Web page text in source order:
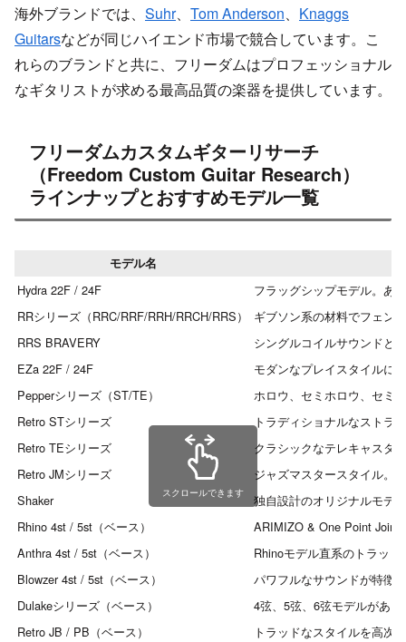
海外ブランドでは、 Suhr、 Tom Anderson、 Knaggs
Guitarsなどが同じハイエンド市場で競合しています。こ
れらのブランドと共に、フリーダムはプロフェッショナル
なギタリストが求める最高品質の楽器を提供しています。
フリーダムカスタムギターリサーチ
（Freedom Custom Guitar Research）
ラインナップとおすすめモデル一覧
モデル名
Hydra 22F / 24F
フラッグシップモデル。あ
RRシリーズ（RRC/RRF/RRH/RRCH/RRS）
ギブソン系の材料でフェン
RRS BRAVERY
シングルコイルサウンドと
EZa 22F / 24F
モダンなプレイスタイルに
Pepperシリーズ（ST/TE）
ホロウ、セミホロウ、セミ
Retro STシリーズ
トラディショナルなストラ
Retro TEシリーズ
クラシックなテレキャスタ
Retro JMシリーズ
ジャズマスタースタイル。
Shaker
独自設計のオリジナルモデ
Rhino 4st / 5st（ベース）
ARIMIZO & One Point Joint
Anthra 4st / 5st（ベース）
Rhinoモデル直系のトラッ
Blowzer 4st / 5st（ベース）
パワフルなサウンドが特徴
Dulakeシリーズ（ベース）
4弦、5弦、6弦モデルがあ
Retro JB / PB（ベース）
トラッドなスタイルを高次
スクロールできます